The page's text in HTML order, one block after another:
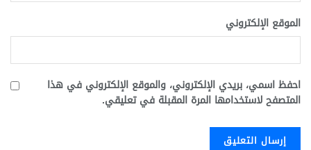
الموقع الإلكتروني
احفظ اسمي، بريدي الإلكتروني، والموقع الإلكتروني في هذا
المتصفح لاستخدامها المرة المقبلة في تعليقي.